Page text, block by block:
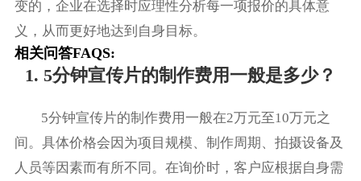
变的，企业在选择时应理性分析每一项报价的具体意
义，从而更好地达到自身目标。
相关问答FAQS:
1. 5分钟宣传片的制作费用一般是多少？
5分钟宣传片的制作费用一般在2万元至10万元之
间。具体价格会因为项目规模、制作周期、拍摄设备及
人员等因素而有所不同。在询价时，客户应根据自身需